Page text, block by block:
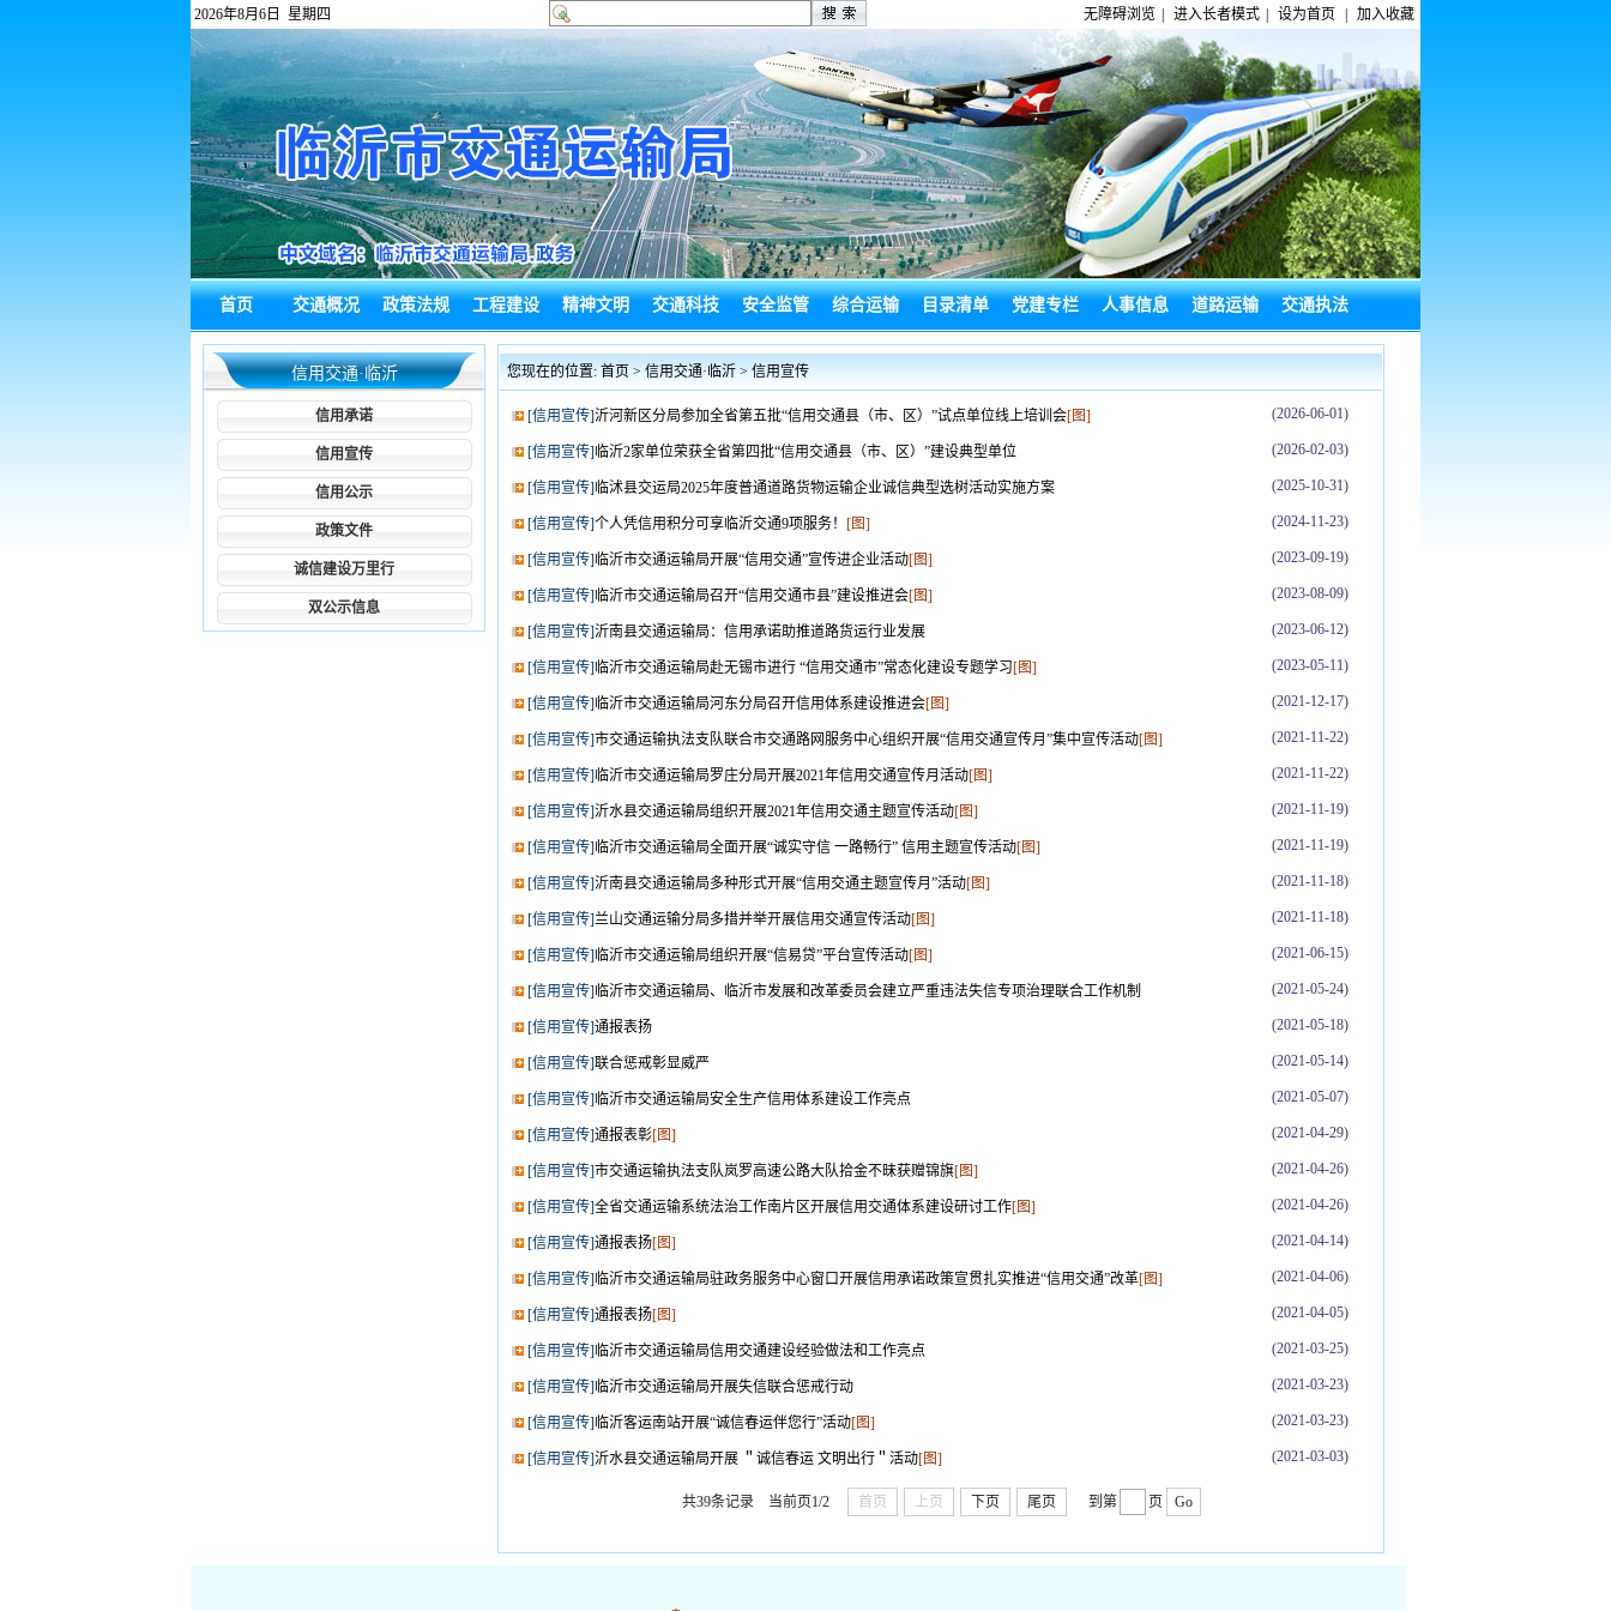
2026年8月6日 星期四 无障碍浏览 进入长者模式 设为首页 加入收藏
首页 交通概况 政策法规 工程建设 精神文明 交通科技 安全监管 综合运输 目录清单 党建专栏 人事信息 道路运输 交通执法
政府信息公 热点回应 通知公告 综合新闻 政务信息 局长信箱 信访投诉 建言献策
工作动态
信用交通·临沂
信用承诺
信用宣传
信用公示
政策文件
诚信建设万里行
双公示信息
您现在的位置: 首页 > 信用交通·临沂 > 信用宣传
[信用宣传]沂河新区分局参加全省第五批“信用交通县（市、区）”试点单位线上培训会[图] (2026-06-01)
[信用宣传]临沂2家单位荣获全省第四批“信用交通县（市、区）”建设典型单位 (2026-02-03)
[信用宣传]临沭县交运局2025年度普通道路货物运输企业诚信典型选树活动实施方案 (2025-10-31)
[信用宣传]个人凭信用积分可享临沂交通9项服务！ [图] (2024-11-23)
[信用宣传]临沂市交通运输局开展“信用交通”宣传进企业活动[图] (2023-09-19)
[信用宣传]临沂市交通运输局召开“信用交通市县”建设推进会[图] (2023-08-09)
[信用宣传]沂南县交通运输局：信用承诺助推道路货运行业发展 (2023-06-12)
[信用宣传]临沂市交通运输局赴无锡市进行 “信用交通市”常态化建设专题学习[图] (2023-05-11)
[信用宣传]临沂市交通运输局河东分局召开信用体系建设推进会[图] (2021-12-17)
[信用宣传]市交通运输执法支队联合市交通路网服务中心组织开展“信用交通宣传月”集中宣传活动[图] (2021-11-22)
[信用宣传]临沂市交通运输局罗庄分局开展2021年信用交通宣传月活动[图] (2021-11-22)
[信用宣传]沂水县交通运输局组织开展2021年信用交通主题宣传活动[图] (2021-11-19)
[信用宣传]临沂市交通运输局全面开展“诚实守信 一路畅行” 信用主题宣传活动[图] (2021-11-19)
[信用宣传]沂南县交通运输局多种形式开展“信用交通主题宣传月”活动[图] (2021-11-18)
[信用宣传]兰山交通运输分局多措并举开展信用交通宣传活动[图] (2021-11-18)
[信用宣传]临沂市交通运输局组织开展“信易贷”平台宣传活动[图] (2021-06-15)
[信用宣传]临沂市交通运输局、临沂市发展和改革委员会建立严重违法失信专项治理联合工作机制 (2021-05-24)
[信用宣传]通报表扬 (2021-05-18)
[信用宣传]联合惩戒彰显威严 (2021-05-14)
[信用宣传]临沂市交通运输局安全生产信用体系建设工作亮点 (2021-05-07)
[信用宣传]通报表彰[图] (2021-04-29)
[信用宣传]市交通运输执法支队岚罗高速公路大队拾金不昧获赠锦旗[图] (2021-04-26)
[信用宣传]全省交通运输系统法治工作南片区开展信用交通体系建设研讨工作[图] (2021-04-26)
[信用宣传]通报表扬[图] (2021-04-14)
[信用宣传]临沂市交通运输局驻政务服务中心窗口开展信用承诺政策宣贯扎实推进“信用交通”改革[图] (2021-04-06)
[信用宣传]通报表扬[图] (2021-04-05)
[信用宣传]临沂市交通运输局信用交通建设经验做法和工作亮点 (2021-03-25)
[信用宣传]临沂市交通运输局开展失信联合惩戒行动 (2021-03-23)
[信用宣传]临沂客运南站开展“诚信春运伴您行”活动[图] (2021-03-23)
[信用宣传]沂水县交通运输局开展 ＂诚信春运 文明出行＂活动[图] (2021-03-03)
共39条记录 当前页1/2 首页 上页 下页 尾页 到第 页 Go